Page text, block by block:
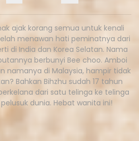
ajak korang semua untuk kenali
menawan hati peminatnya dari
di India dan Korea Selatan. Nama
berbunyi Bee choo. Amboi
namanya di Malaysia, hampir tidak
Bahkan Bihzhu sudah 17 tahun
dari satu telinga ke telinga
dunia. Hebat wanita ini!